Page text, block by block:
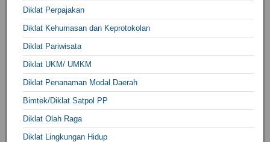
Diklat Perpajakan
Diklat Kehumasan dan Keprotokolan
Diklat Pariwisata
Diklat UKM/ UMKM
Diklat Penanaman Modal Daerah
Bimtek/Diklat Satpol PP
Diklat Olah Raga
Diklat Lingkungan Hidup